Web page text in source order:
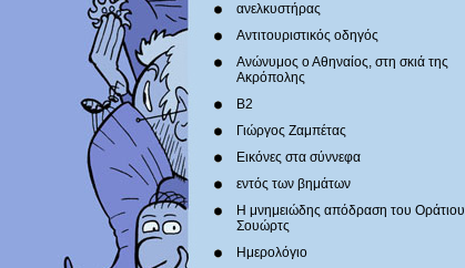
ανελκυστήρας
Αντιτουριστικός οδηγός
Ανώνυμος ο Αθηναίος, στη σκιά της
Ακρόπολης
Β2
Γιώργος Ζαμπέτας
Εικόνες στα σύννεφα
εντός των βημάτων
Η μνημειώδης απόδραση του Οράτιου
Σουώρτς
Ημερολόγιο